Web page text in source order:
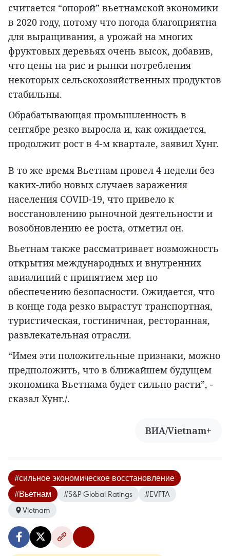
считается “опорой” вьетнамской экономики
в 2020 году, потому что погода благоприятна
для выращивания, а урожай на многих
фруктовых деревьях очень высок, добавив,
что цены на рис и рынки потребления
некоторых сельскохозяйственных продуктов
стабильны.
Обрабатывающая промышленность в
сентябре резко выросла и, как ожидается,
продолжит рост в 4-м квартале, заявил Хунг.
В то же время Вьетнам провел 4 недели без
каких-либо новых случаев заражения
населения COVID-19, что привело к
восстановлению рыночной деятельности и
возобновлению ее роста, отметил он.
Вьетнам также рассматривает возможность
открытия международных и внутренних
авиалиний с принятием мер по
обеспечению безопасности. Ожидается, что
в конце года резко вырастут транспортная,
туристическая, гостиничная, ресторанная,
развлекательная отрасли.
“Имея эти положительные признаки, можно
предположить, что в ближайшем будущем
экономика Вьетнама будет сильно расти”, -
сказал Хунг./.
ВИА/Vietnam+
#сильное экономическое восстановление
#Вьетнам
#S&P Global Ratings
#EVFTA
Vietnam